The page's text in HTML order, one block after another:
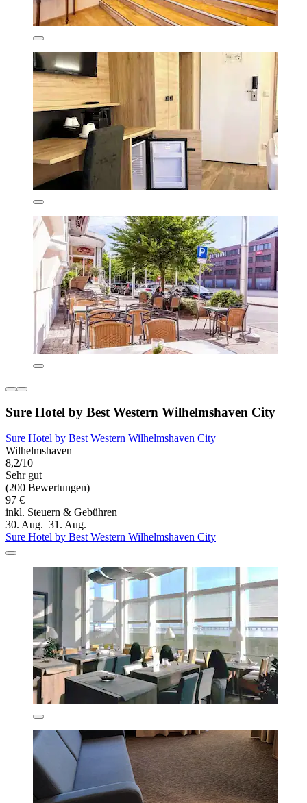
Sure Hotel by Best Western Wilhelmshaven City
Sure Hotel by Best Western Wilhelmshaven City
Wilhelmshaven
8,2/10
Sehr gut
(200 Bewertungen)
97 €
inkl. Steuern & Gebühren
30. Aug.–31. Aug.
Sure Hotel by Best Western Wilhelmshaven City